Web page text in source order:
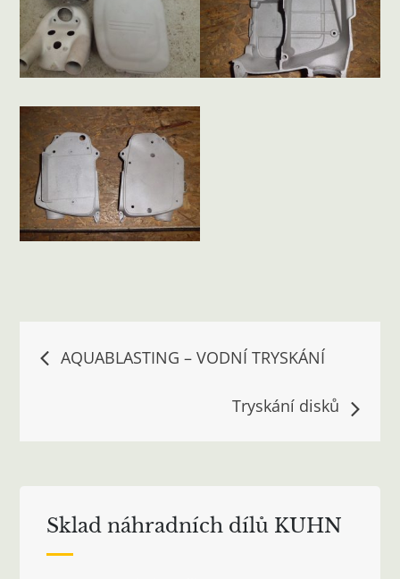
Navigace
AQUABLASTING – VODNÍ TRYSKÁNÍ
Tryskání disků
Sklad náhradních dílů KUHN